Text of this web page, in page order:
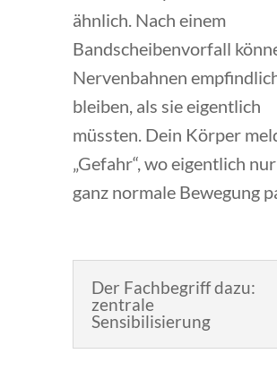
ähnlich. Nach einem
Bandscheibenvorfall
Nervenbahnen
bleiben, als sie eigentlich
müssten. Dein Körper
„Gefahr“, wo eigentlich
ganz normale Bewegung
Der Fachbegriff dazu:
zentrale
Sensibilisierung